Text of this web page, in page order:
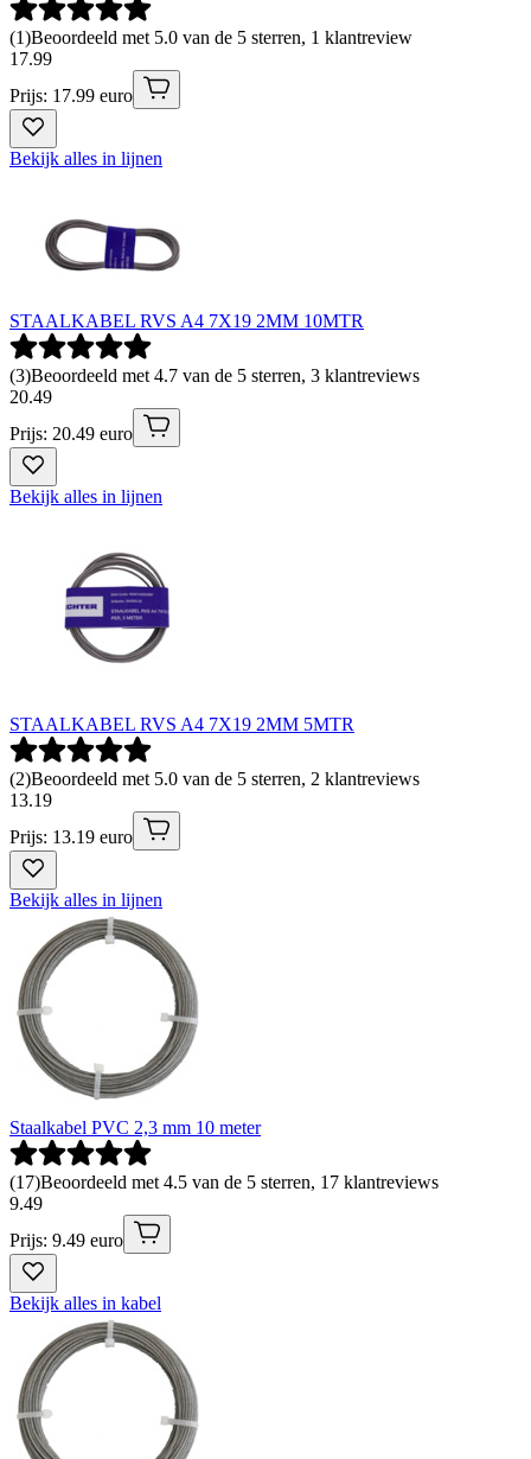
(1)Beoordeeld met 5.0 van de 5 sterren, 1 klantreview
17.99
Prijs: 17.99 euro
Bekijk alles in lijnen
STAALKABEL RVS A4 7X19 2MM 10MTR
(3)Beoordeeld met 4.7 van de 5 sterren, 3 klantreviews
20.49
Prijs: 20.49 euro
Bekijk alles in lijnen
STAALKABEL RVS A4 7X19 2MM 5MTR
(2)Beoordeeld met 5.0 van de 5 sterren, 2 klantreviews
13.19
Prijs: 13.19 euro
Bekijk alles in lijnen
Staalkabel PVC 2,3 mm 10 meter
(17)Beoordeeld met 4.5 van de 5 sterren, 17 klantreviews
9.49
Prijs: 9.49 euro
Bekijk alles in kabel